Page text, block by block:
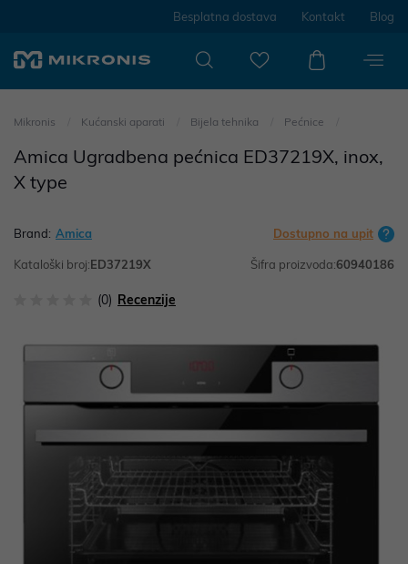
Besplatna dostava Kontakt Blog
Mikronis Kućanski aparati Bijela tehnika Pećnice
Amica Ugradbena pećnica ED37219X, inox,
X type
Brand: Amica Dostupno na upit
Kataloški broj:ED37219X Šifra proizvoda:60940186
(0) Recenzije